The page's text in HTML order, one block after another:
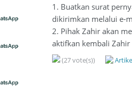
1. Buatkan surat
dikirimkan melalui e-
2. Pihak Zahir akan
aktifkan kembali Zahir
(27 vote(s))